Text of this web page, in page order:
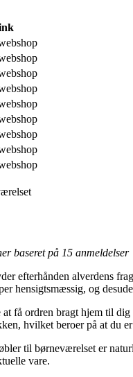
baseret på 15 anmeldelser
efterhånden alverdens
hensigtsmæssig, og
få ordren bragt hjem til
hvilket beroer på at du
til børneværelset er
vare.